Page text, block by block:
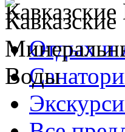
Отдых и